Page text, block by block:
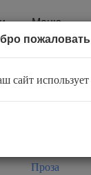
Меню
Проза
пожаловать
сайт